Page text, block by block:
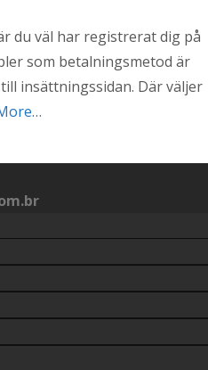
du väl har registrerat dig på
som betalningsmetod är
insättningssidan. Där väljer